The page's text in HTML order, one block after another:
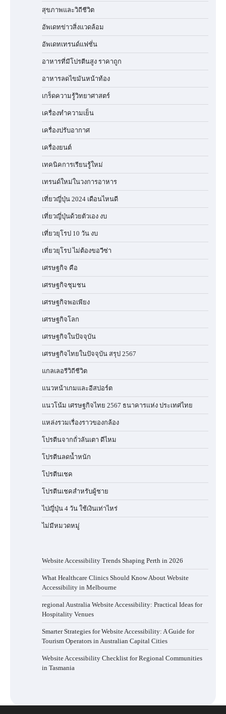
สุขภาพและวิถีชีวิต
อัพเดทข่าวสิ่งแวดล้อม
อัพเดทเทรนด์แฟชั่น
อาหารที่มีโปรตีนสูง ราคาถูก
อาหารลดไขมันหน้าท้อง
เกร็ดความรู้วิทยาศาสตร์
เครื่องทำความเย็น
เครื่องปรับอากาศ
เครื่องยนต์
เทคนิคการเรียนรู้ใหม่
เทรนด์ใหม่ในวงการอาหาร
เที่ยวญี่ปุ่น 2024 เดือนไหนดี
เที่ยวญี่ปุ่นด้วยตัวเอง งบ
เที่ยวยุโรป 10 วัน งบ
เที่ยวยุโรป ไม่ต้องขอวีซ่า
เศรษฐกิจ คือ
เศรษฐกิจชุมชน
เศรษฐกิจพอเพียง
เศรษฐกิจโลก
เศรษฐกิจในปัจจุบัน
เศรษฐกิจไทยในปัจจุบัน สรุป 2567
แกลเลอรีวิถีชีวิต
แนวหน้าเกมและอีสปอร์ต
แนวโน้ม เศรษฐกิจไทย 2567 ธนาคารแห่ง ประเทศไทย
แหล่งรวมเรื่องราวของกล้อง
โปรตีนจากถั่วลันเตา ดีไหม
โปรตีนลดน้ำหนัก
โปรตีนเชค
โปรตีนเชคสำหรับผู้ชาย
ไปญี่ปุ่น 4 วัน ใช้เงินเท่าไหร่
ไม่มีหมวดหมู่
Website Accessibility Trends Shaping Perth in 2026
What Healthcare Clinics Should Know About Website
Accessibility in Melbourne
regional Australia Website Accessibility: Practical Ideas for
Hospitality Venues
Smarter Strategies for Website Accessibility: A Guide for
Tourism Operators in Australian Capital Cities
Website Accessibility Checklist for Regional Communities
in Tasmania